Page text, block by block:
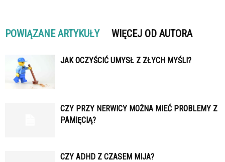
POWIĄZANE ARTYKUŁY WIĘCEJ OD AUTORA
JAK OCZYŚCIĆ UMYSŁ Z ZŁYCH MYŚLI?
CZY PRZY NERWICY MOŻNA MIEĆ PROBLEMY Z
PAMIĘCIĄ?
CZY ADHD Z CZASEM MIJA?